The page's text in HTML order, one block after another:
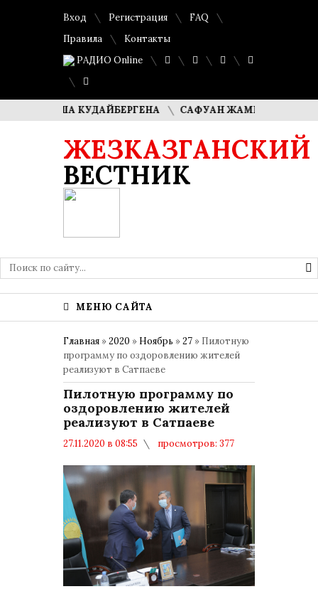
Вход Регистрация
FAQ
Правила
Контакты
РАДИО Online
КУДАЙБЕРГЕНА САФУАН ЖАМПЕИСОВ: «МЫ
ЖЕЗКАЗГАНСКИЙ
ВЕСТНИК
МЕНЮ САЙТА
Главная »2020 » Ноябрь »27 » Пилотную
программу по оздоровлению жителей
реализуют в Сатпаеве
Пилотную программу по
оздоровлению жителей
реализуют в Сатпаеве
27.11.2020 в 08:55
просмотров: 377